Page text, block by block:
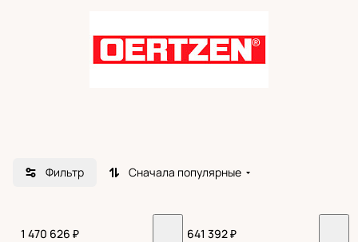
Фильтр Сначала популярные
1 470 626 ₽
641 392 ₽